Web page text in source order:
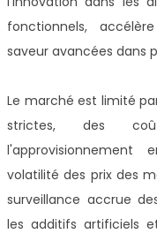
fonctionnels,
saveur avancées dans
Le marché est limité
strictes, des
volatilité des prix des
surveillance accrue
les additifs artificiels